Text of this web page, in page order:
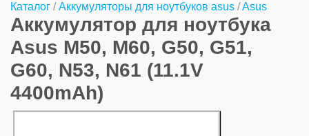
Каталог /Аккумуляторы для ноутбуков asus /Asus
Аккумулятор для ноутбука
Asus M50, M60, G50, G51,
G60, N53, N61 (11.1V
4400mAh)